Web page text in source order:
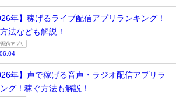
年】稼げるライブ配信アプリランキング！
法なども解説！
信アプリ
年】声で稼げる音声・ラジオ配信アプリラ
グ！稼ぐ方法も解説！